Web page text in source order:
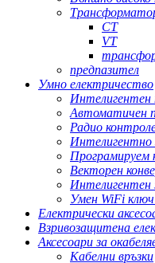
CT
VT
предпазител
Умно електричество
Интелигентен
Автоматичен
Радио
Интелигентно
Програмируем
Векторен
Интелигентен
Умен WiFi
Електрически
Взривозащитена
Аксесоари за
Кабелни връзки